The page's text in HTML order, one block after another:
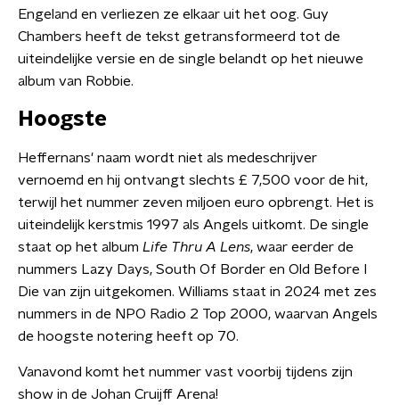
Engeland en verliezen ze elkaar uit het oog. Guy
Chambers heeft de tekst getransformeerd tot de
uiteindelijke versie en de single belandt op het nieuwe
album van Robbie.
Hoogste
Heffernans' naam wordt niet als medeschrijver
vernoemd en hij ontvangt slechts £ 7,500 voor de hit,
terwijl het nummer zeven miljoen euro opbrengt. Het is
uiteindelijk kerstmis ​1997 als Angels uitkomt. De single
staat op het album Life Thru A Lens, waar eerder de
nummers Lazy Days, South Of Border en Old Before I
Die van zijn uitgekomen. Williams staat in 2024 met zes
nummers in de NPO Radio 2 Top 2000, waarvan Angels
de hoogste notering heeft op 70.
Vanavond komt het nummer vast voorbij tijdens zijn
show in de Johan Cruijff Arena!